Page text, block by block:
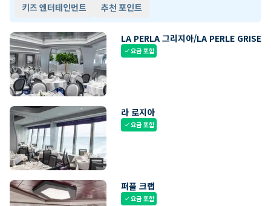
키즈 엔터테인먼트
추천 포인트
LA PERLA 그리지아/LA PERLE GRISE
check요금 포함
라 로지아
check요금 포함
퍼플 크랩
check요금 포함